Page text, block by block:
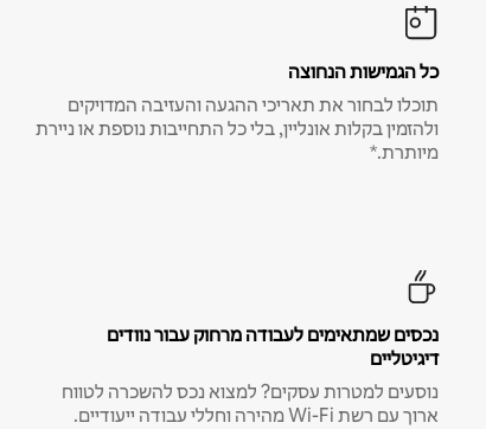
כל הגמישות הנחוצה
תוכלו לבחור את תאריכי ההגעה והעזיבה המדויקים
ולהזמין בקלות אונליין, בלי כל התחייבות נוספת או ניירת
מיותרת.*
נכסים שמתאימים לעבודה מרחוק עבור נוודים
דיגיטליים
נוסעים למטרות עסקים? למצוא נכס להשכרה לטווח
ארוך עם רשת Wi-Fi מהירה וחללי עבודה ייעודיים.